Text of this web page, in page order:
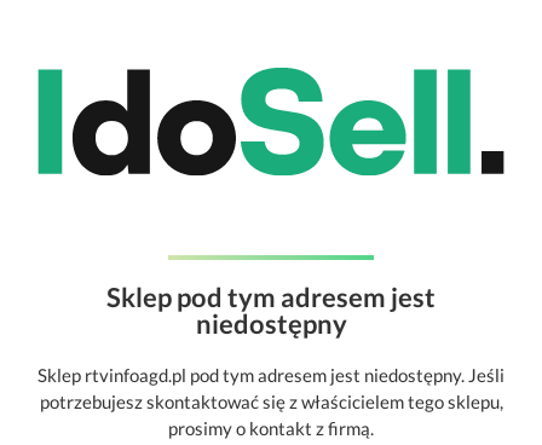
Sklep pod tym adresem jest
niedostępny
Sklep rtvinfoagd.pl pod tym adresem jest niedostępny. Jeśli
potrzebujesz skontaktować się z właścicielem tego sklepu,
prosimy o kontakt z firmą.